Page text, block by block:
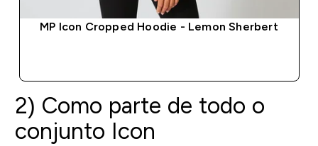
MP Icon Cropped Hoodie - Lemon Sherbert
2) Como parte de todo o
conjunto Icon